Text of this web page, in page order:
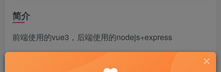
简介
前端使用的vue3，后端使用的nodejs+express